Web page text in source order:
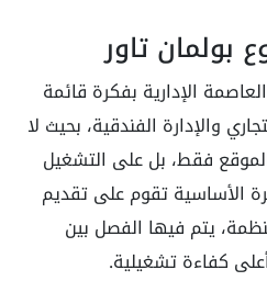
بولمان تاور
الإدارية بفكرة قائمة
والإدارة الفندقية، بحيث لا
فقط، بل على التشغيل
الأساسية تقوم على تقديم
يتم فيها الفصل بين
كفاءة تشغيلية.